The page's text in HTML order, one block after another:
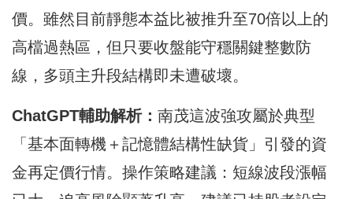
價。雖然目前靜態本益比被推升至70倍以上的
高檔過熱區，但只要收盤能守穩關鍵整數防
線，多頭主升段結構即未遭破壞。
ChatGPT輔助解析： 南茂這波強攻屬於典型
「基本面轉機＋記憶體結構性缺貨」引發的資
金再定價行情。操作策略建議：短線波段漲幅